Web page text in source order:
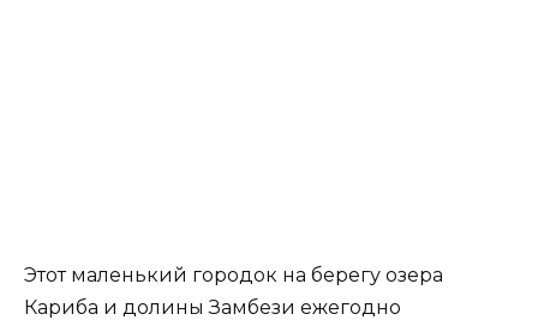
Этот маленький городок на берегу озера
Кариба и долины Замбези ежегодно